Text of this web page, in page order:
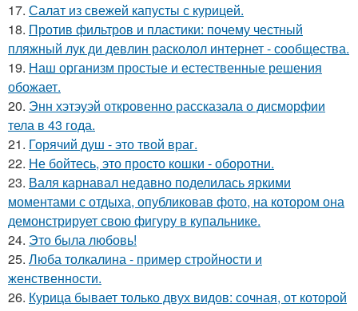
17. Салат из свежей капусты с курицей.
18. Против фильтров и пластики: почему честный
пляжный лук ди девлин расколол интернет - сообщества.
19. Наш организм простые и естественные решения
обожает.
20. Энн хэтэуэй откровенно рассказала о дисморфии
тела в 43 года.
21. Горячий душ - это твой враг.
22. Не бойтесь, это просто кошки - оборотни.
23. Валя карнавал недавно поделилась яркими
моментами с отдыха, опубликовав фото, на котором она
демонстрирует свою фигуру в купальнике.
24. Это была любовь!
25. Люба толкалина - пример стройности и
женственности.
26. Курица бывает только двух видов: сочная, от которой